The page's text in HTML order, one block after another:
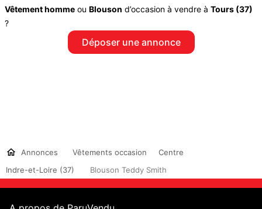
Vêtement homme ou Blouson d’occasion à vendre à Tours (37)
?
Déposer une annonce
Annonces Vêtements occasion
Centre
Indre-et-Loire (37)
Blouson Teddy Smith